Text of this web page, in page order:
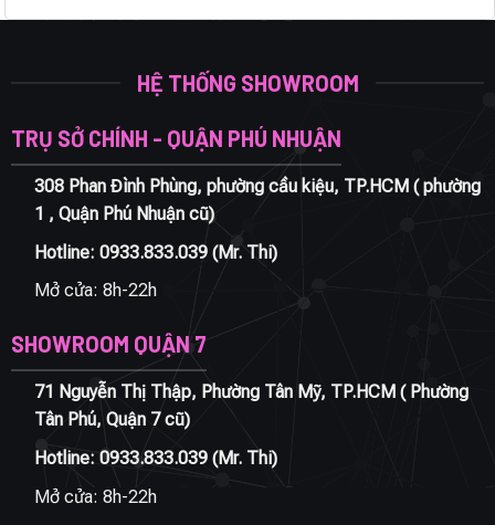
HỆ THỐNG SHOWROOM
TRỤ SỞ CHÍNH - QUẬN PHÚ NHUẬN
308 Phan Đình Phùng, phường cầu kiệu, TP.HCM ( phường
1 , Quận Phú Nhuận cũ)
Hotline: 0933.833.039(Mr. Thi)
Mở cửa: 8h-22h
SHOWROOM QUẬN 7
71 Nguyễn Thị Thập, Phường Tân Mỹ, TP.HCM ( Phường
Tân Phú, Quận 7 cũ)
Hotline: 0933.833.039(Mr. Thi)
Mở cửa: 8h-22h